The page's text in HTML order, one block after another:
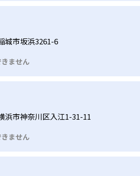
城市坂浜3261-6
ません
浜市神奈川区入江1-31-11
ません